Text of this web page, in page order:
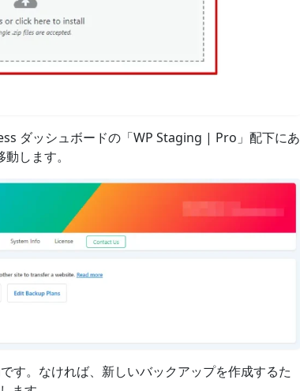
ダッシュボードの「WP Staging | Pro」配下にあ
します。
す。なければ、新しいバックアップを作成するた